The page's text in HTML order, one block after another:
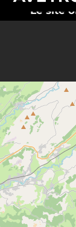
Le site